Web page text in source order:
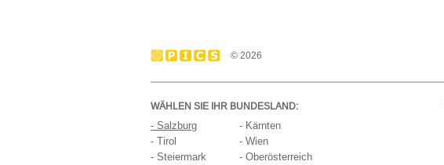
© 2026
WÄHLEN SIE IHR BUNDESLAND:
- Salzburg
- Tirol
- Steiermark
- Kärnten
- Wien
- Oberösterreich